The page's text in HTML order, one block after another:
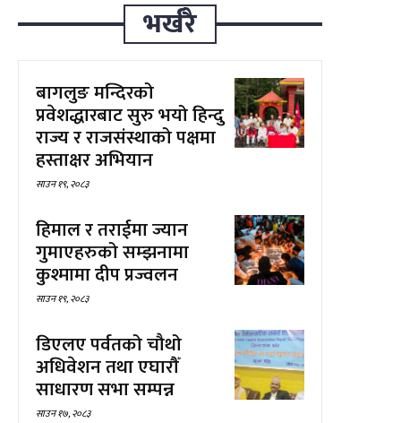
भर्खरै
बागलुङ मन्दिरको
प्रवेशद्धारबाट सुरु भयो हिन्दु
राज्य र राजसंस्थाको पक्षमा
हस्ताक्षर अभियान
साउन १९, २०८३
हिमाल र तराईमा ज्यान
गुमाएहरुको सम्झनामा
कुश्मामा दीप प्रज्वलन
साउन १९, २०८३
डिएलए पर्वतको चौथो
अधिवेशन तथा एघारौँ
साधारण सभा सम्पन्न
साउन १७, २०८३